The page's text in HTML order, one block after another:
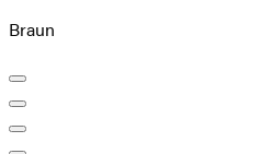
Braun